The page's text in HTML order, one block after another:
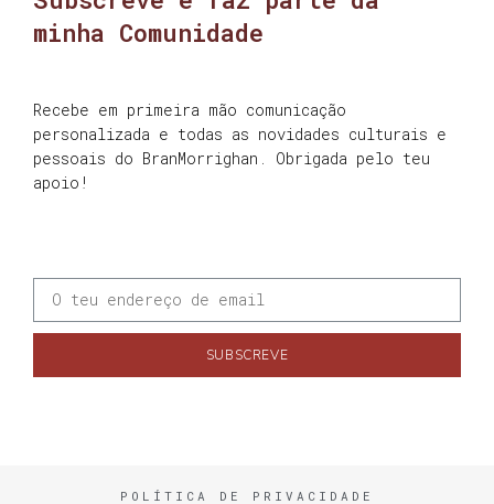
minha Comunidade
Recebe em primeira mão comunicação
personalizada e todas as novidades culturais e
pessoais do BranMorrighan. Obrigada pelo teu
apoio!
SUBSCREVE
POLÍTICA DE PRIVACIDADE